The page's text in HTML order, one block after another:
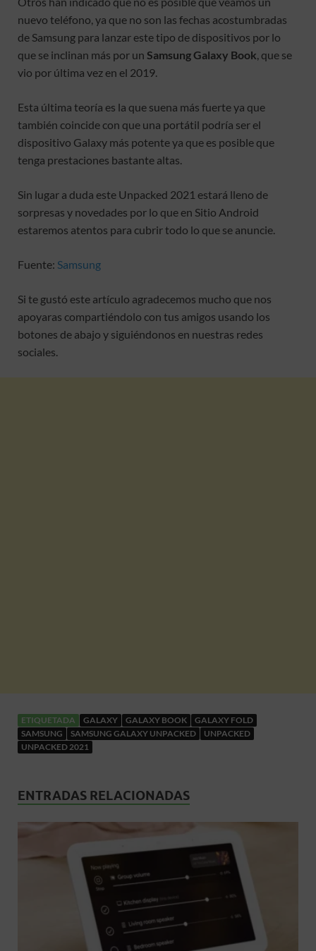
nuevo teléfono, ya que no son las fechas acostumbradas
de Samsung para lanzar este tipo de dispositivos por lo
que se inclinan más por un Samsung Galaxy Book, que se
vio por última vez en el 2019.
Esta última teoría es la que suena más fuerte ya que
también coincide con que una portátil podría ser el
dispositivo Galaxy más potente ya que es posible que
tenga prestaciones bastante altas.
Sin lugar a duda este Unpacked 2021 estará lleno de
sorpresas y novedades por lo que en Sitio Android
estaremos atentos para cubrir todo lo que se anuncie.
Fuente: Samsung
Si te gustó este artículo agradecemos mucho que nos
apoyaras compartiéndolo con tus amigos usando los
botones de abajo y siguiéndonos en nuestras redes
sociales.
ETIQUETADA GALAXY GALAXY BOOK
GALAXY FOLD
SAMSUNG
SAMSUNG GALAXY UNPACKED
UNPACKED
UNPACKED 2021
ENTRADAS RELACIONADAS